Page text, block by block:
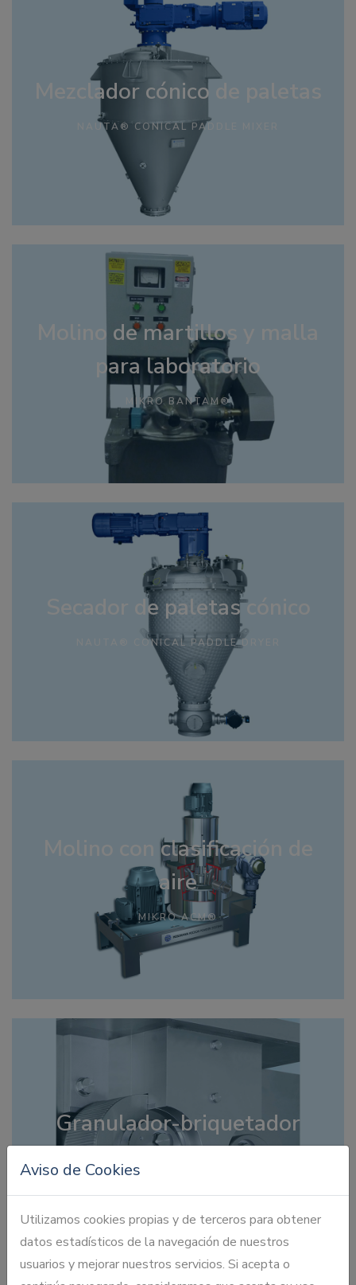
Aviso de Cookies
Utilizamos cookies propias y de terceros para obtener
datos estadísticos de la navegación de nuestros
usuarios y mejorar nuestros servicios. Si acepta o
Mezclador cónico de paletas
NAUTA® CONICAL PADDLE MIXER
Molino de martillos y malla
para laboratorio
MIKRO BANTAM®
Secador de paletas cónico
NAUTA® CONICAL PADDLE DRYER
Molino con clasificación de
aire
MIKRO ACM®
Granulador-briquetador